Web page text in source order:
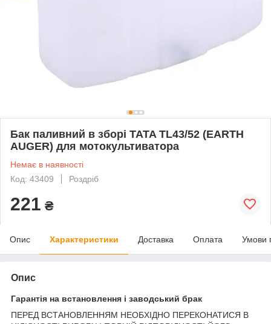
Бак паливний в зборі TATA TL43/52 (EARTH
AUGER) для мотокультиватора
Немає в наявності
Код: 43409
Роздріб
221 ₴
Опис Характеристики Доставка Оплата Умови
Опис
Гарантія на встановлення і заводський брак
ПЕРЕД ВСТАНОВЛЕННЯМ НЕОБХІДНО ПЕРЕКОНАТИСЯ В